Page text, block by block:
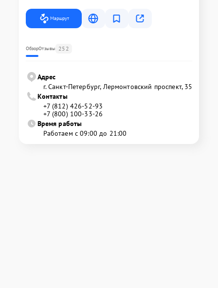
Маршрут
ОбзорОтзывы 252
Адрес
г. Санкт-Петербург, Лермонтовский проспект, 35
Контакты
+7 (812) 426-52-93
+7 (800) 100-33-26
Время работы
Работаем с 09:00 до 21:00